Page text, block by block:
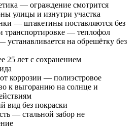
— ограждение смотрится
улицы и изнутри участка
— штакетины поставляются без
транспортировке — теплофол
на обрешётку без
25 лет с сохранением
коррозии — полиэстровое
к выгоранию на солнце и
вид без покраски
— стальной забор не